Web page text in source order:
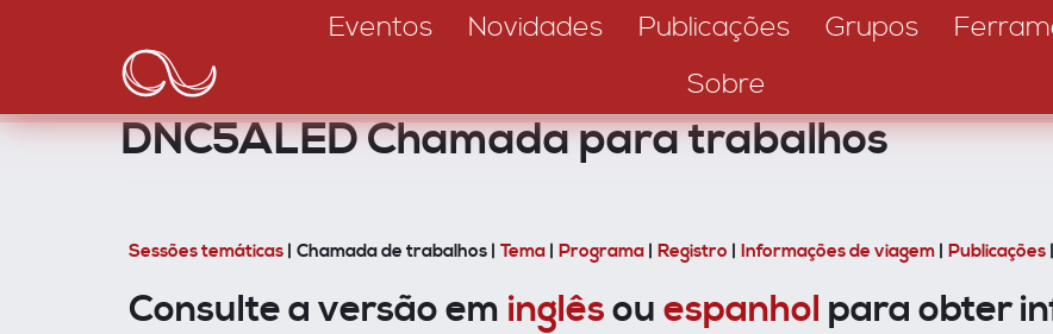
conteúdo
navigation
Eventos Novidades Publicações Grupos
Sobre
DNC5ALED Chamada para trabalhos
Sessões temáticas | Chamada de trabalhos | Tema | Programa | Registro | Informações de viagem | Publicações |
Consulte a versão em inglêsou espanhol para obter